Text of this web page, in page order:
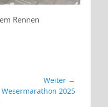
Rennen
Weiter →
Wesermarathon 2025